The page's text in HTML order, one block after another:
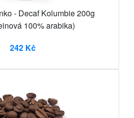
- Decaf Kolumbie 200g
100% arabika)
242 Kč